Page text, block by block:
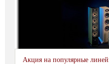
Акция на популярные